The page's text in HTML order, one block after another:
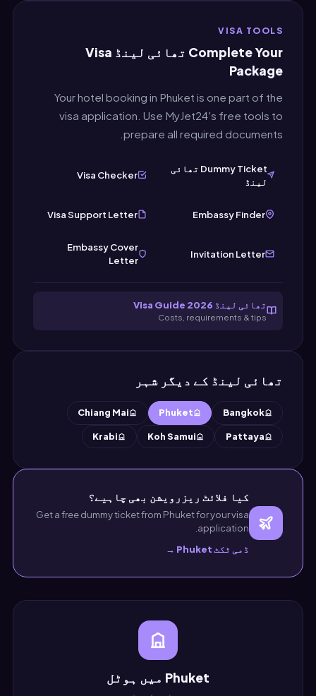
قریب بنائیں — مثالی طور پر 30 دن کے اندر۔
نئی دستاویز تیار کر سکتے ہیں۔
VISA TOOLS
Complete Your تھائی لینڈ Visa
Package
Your hotel booking in Phuket is one part of the
visa application. Use MyJet24's free tools to
prepare all required documents.
Dummy Ticket تھائی
لینڈ
Visa Checker
Embassy Finder
Visa Support Letter
Invitation Letter
Embassy Cover
Letter
تھائی لینڈ Visa Guide 2026
Costs, requirements & tips
تھائی لینڈ کے دیگر شہر
Bangkok
Phuket
Chiang Mai
Pattaya
Koh Samui
Krabi
کیا فلائٹ ریزرویشن بھی چاہیے؟
Get a free dummy ticket from Phuket for your visa
application.
ڈمی ٹکٹ Phuket →
Phuket میں ہوٹل